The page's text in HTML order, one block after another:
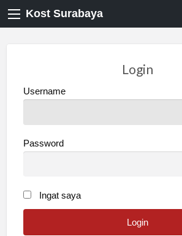
Kost Surabaya
Login
Username
Password
Ingat saya